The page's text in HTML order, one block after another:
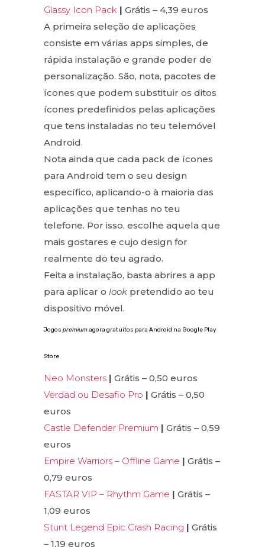
Glassy Icon Pack | Grátis – 4,39 euros
A primeira seleção de aplicações
consiste em várias apps simples, de
rápida instalação e grande poder de
personalização. São, nota, pacotes de
ícones que podem substituir os ditos
ícones predefinidos pelas aplicações
que tens instaladas no teu telemóvel
Android.
Nota ainda que cada pack de ícones
para Android tem o seu design
específico, aplicando-o à maioria das
aplicações que tenhas no teu
telefone. Por isso, escolhe aquela que
mais gostares e cujo design for
realmente do teu agrado.
Feita a instalação, basta abrires a app
para aplicar o look pretendido ao teu
dispositivo móvel.
Jogos premiumagora gratuitos para Android na Google Play
Store
Neo Monsters | Grátis – 0,50 euros
Verdad ou Desafio Pro | Grátis – 0,50
euros
Castle Defender Premium | Grátis – 0,59
euros
Empire Warriors – Offline Game | Grátis –
0,79 euros
FASTAR VIP – Rhythm Game | Grátis –
1,09 euros
Stunt Legend Epic Crash Racing | Grátis
– 1,19 euros